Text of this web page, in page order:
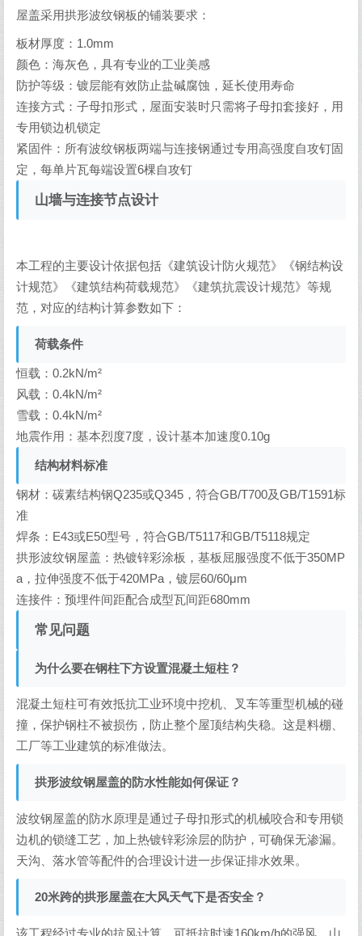
屋盖采用拱形波纹钢板的铺装要求：
板材厚度：1.0mm
颜色：海灰色，具有专业的工业美感
防护等级：镀层能有效防止盐碱腐蚀，延长使用寿命
连接方式：子母扣形式，屋面安装时只需将子母扣套接好，用
专用锁边机锁定
紧固件：所有波纹钢板两端与连接钢通过专用高强度自攻钉固
定，每单片瓦每端设置6棵自攻钉
山墙与连接节点设计
本工程的主要设计依据包括《建筑设计防火规范》《钢结构设
计规范》《建筑结构荷载规范》《建筑抗震设计规范》等规
荷载条件
恒载：0.2kN/m²
风载：0.4kN/m²
雪载：0.4kN/m²
地震作用：基本烈度7度，设计基本加速度0.10g
钢材：碳素结构钢Q235或Q345，符合GB/T700及GB/T1591标
准
焊条：E43或E50型号，符合GB/T5117和GB/T5118规定
拱形波纹钢屋盖：热镀锌彩涂板，基板屈服强度不低于350MP
a，拉伸强度不低于420MPa，镀层60/60μm
连接件：预埋件间距配合成型瓦间距680mm
常见问题